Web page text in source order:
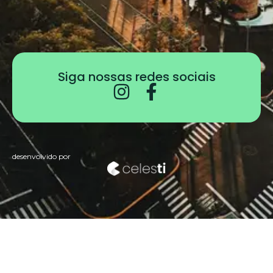
Siga nossas redes sociais
desenvolvido por